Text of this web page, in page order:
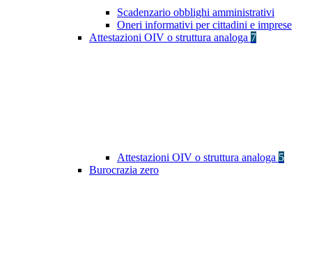
Scadenzario obblighi amministrativi
Oneri informativi per cittadini e imprese
Attestazioni OIV o struttura analoga 7
Attestazioni OIV o struttura analoga 5
Burocrazia zero